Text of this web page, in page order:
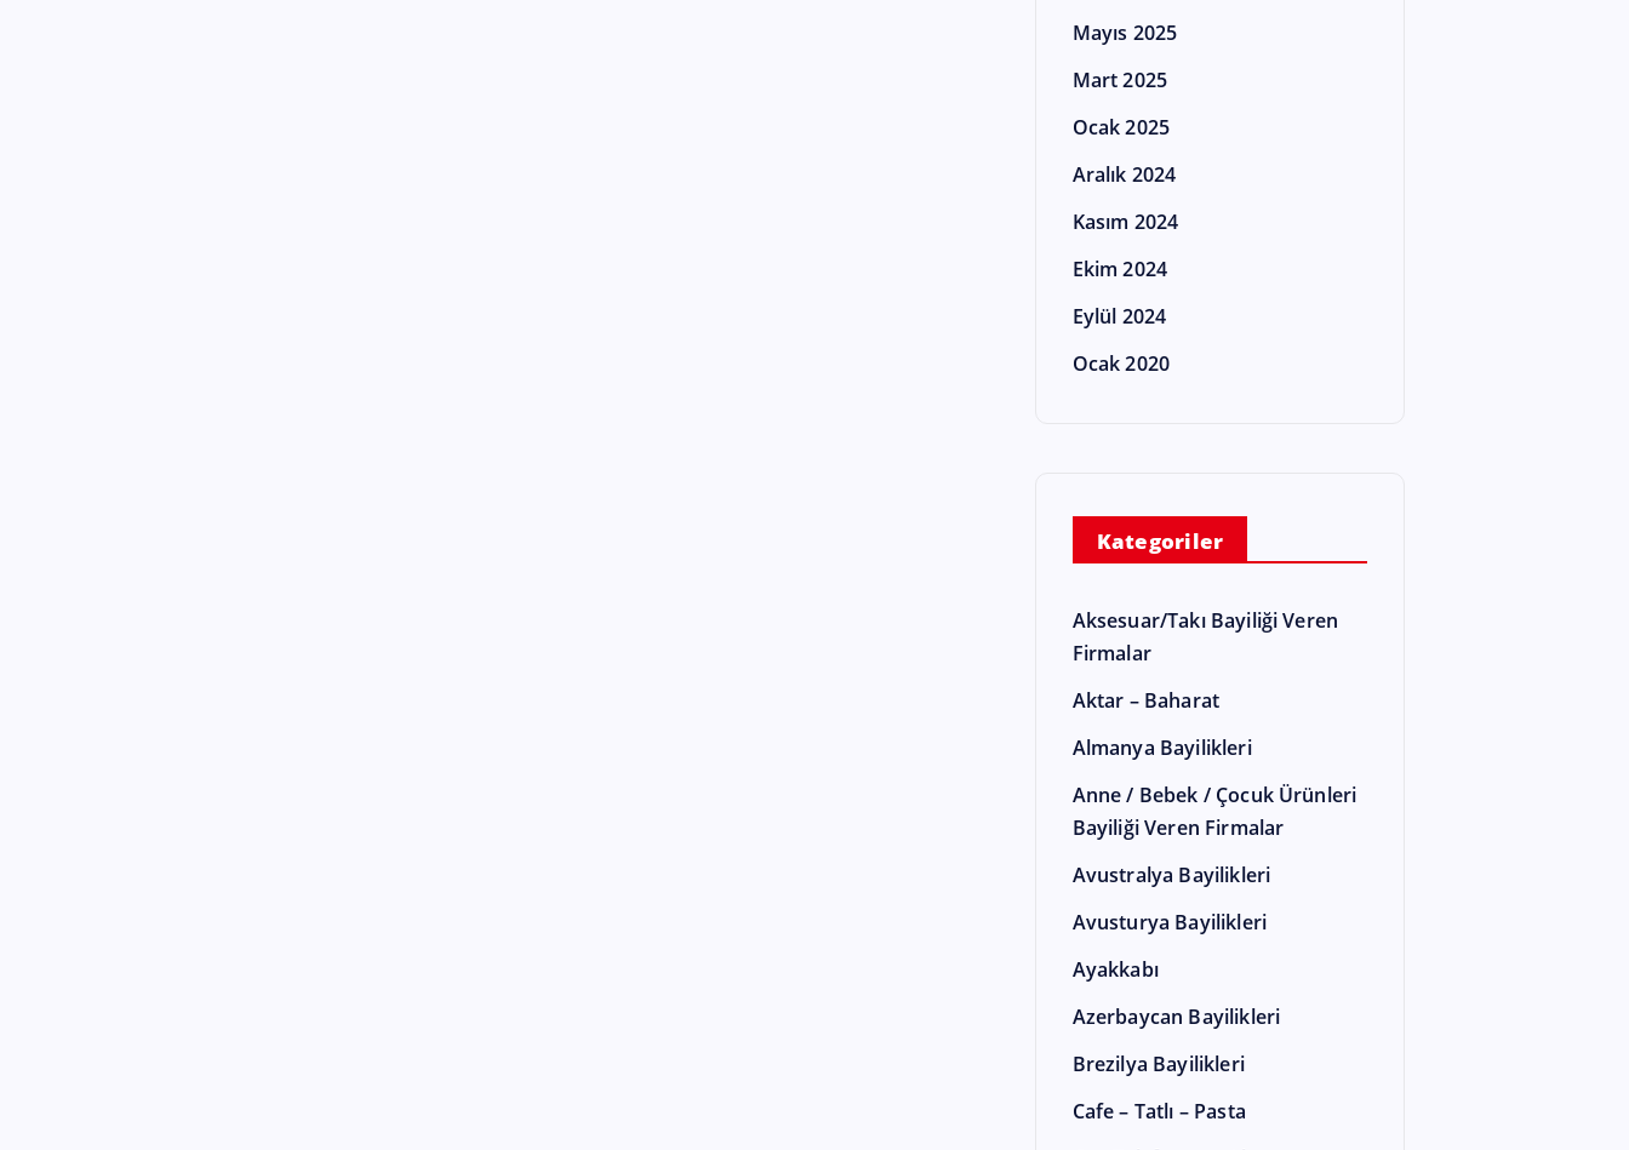
Mayıs 2025
Mart 2025
Ocak 2025
Aralık 2024
Kasım 2024
Ekim 2024
Eylül 2024
Ocak 2020
Kategoriler
Aksesuar/Takı Bayiliği Veren
Firmalar
Aktar – Baharat
Almanya Bayilikleri
Anne / Bebek / Çocuk Ürünleri
Bayiliği Veren Firmalar
Avustralya Bayilikleri
Avusturya Bayilikleri
Ayakkabı
Azerbaycan Bayilikleri
Brezilya Bayilikleri
Cafe – Tatlı – Pasta